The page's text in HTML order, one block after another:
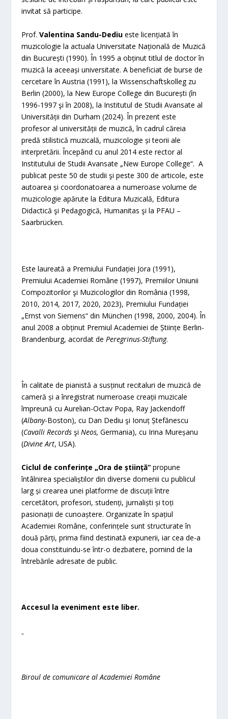
invitat să participe.
Prof.Valentina Sandu-Dediu este licențiată în
muzicologie la actuala Universitate Națională de Muzică
din București (1990). În 1995 a obținut titlul de doctor în
muzică la aceeași universitate. A beneficiat de burse de
cercetare în Austria (1991), la Wissenschaftskolleg zu
Berlin (2000), la New Europe College din București (în
1996-1997 şi în 2008), la Institutul de Studii Avansate al
Universității din Durham (2024). În prezent este
profesor al universității de muzică, în cadrul căreia
predă stilistică muzicală, muzicologie și teorii ale
interpretării. Începând cu anul 2014 este rector al
Institutului de Studii Avansate „New Europe College“. A
publicat peste 50 de studii şi peste 300 de articole, este
autoarea și coordonatoarea a numeroase volume de
muzicologie apărute la Editura Muzicală, Editura
Didactică şi Pedagogică, Humanitas şi la PFAU –
Saarbrücken.
Este laureată a Premiului Fundației Jora (1991),
Premiului Academiei Române (1997), Premiilor Uniunii
Compozitorilor şi Muzicologilor din România (1998,
2010, 2014, 2017, 2020, 2023), Premiului Fundației
„Ernst von Siemens“ din München (1998, 2000, 2004). În
anul 2008 a obținut Premiul Academiei de Științe Berlin-
Brandenburg, acordat de Peregrinus-Stiftung.
În calitate de pianistă a susținut recitaluri de muzică de
cameră și a înregistrat numeroase creații muzicale
împreună cu Aurelian-Octav Popa, Ray Jackendoff
(Albany-Boston), cu Dan Dediu şi Ionuț Ștefănescu
(Cavalli Records şiNeos,Germania), cu Irina Mureșanu
(Divine Art, USA).
Ciclul de conferințe „Ora de știință“ propune
întâlnirea specialiștilor din diverse domenii cu publicul
larg și crearea unei platforme de discuții între
cercetători, profesori, studenți, jurnaliști și toți
pasionații de cunoaștere. Organizate în spațiul
Academiei Române, conferințele sunt structurate în
două părți, prima fiind destinată expunerii, iar cea de-a
doua constituindu-se într-o dezbatere, pornind de la
întrebările adresate de public.
Accesul la eveniment este liber.
Biroul de comunicare al Academiei Române